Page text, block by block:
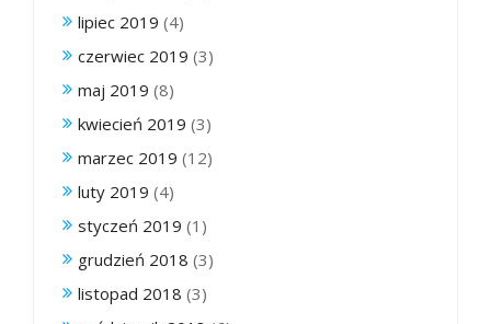
lipiec 2019 (4)
czerwiec 2019 (3)
maj 2019 (8)
kwiecień 2019 (3)
marzec 2019 (12)
luty 2019 (4)
styczeń 2019 (1)
grudzień 2018 (3)
listopad 2018 (3)